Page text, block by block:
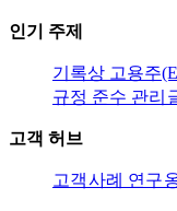
인기 주제​​
기록상 고용주
규정 준수 관리​​
고객 허브​​
고객​​사례 연구​​